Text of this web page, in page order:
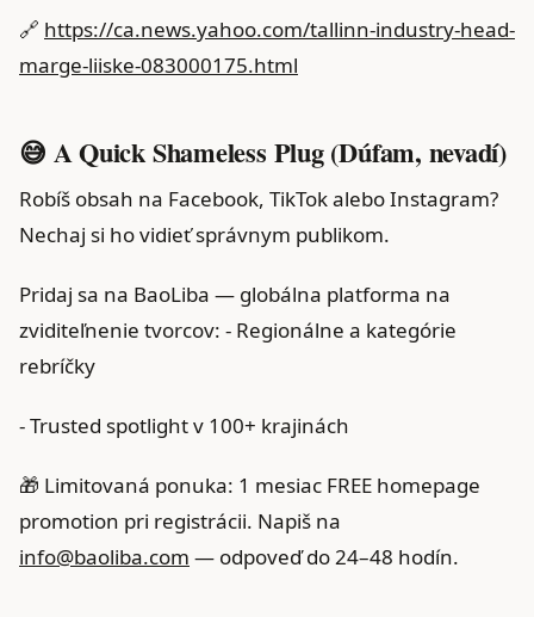
🔗 https://ca.news.yahoo.com/tallinn-industry-head-
marge-liiske-083000175.html
😅 A Quick Shameless Plug (Dúfam, nevadí)
Robíš obsah na Facebook, TikTok alebo Instagram?
Nechaj si ho vidieť správnym publikom.
Pridaj sa na BaoLiba — globálna platforma na
zviditeľnenie tvorcov: - Regionálne a kategórie
rebríčky
- Trusted spotlight v 100+ krajinách
🎁 Limitovaná ponuka: 1 mesiac FREE homepage
promotion pri registrácii. Napiš na
info@baoliba.com — odpoveď do 24–48 hodín.